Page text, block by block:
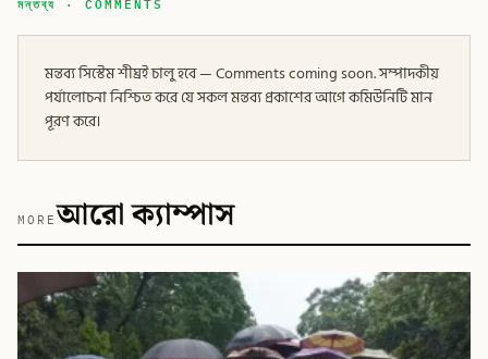
মন্তব্য সিস্টেম শীঘ্রই চালু হবে — Comments coming soon. সম্পাদকীয়
পর্যালোচনা নিশ্চিত করে যে সকল মন্তব্য প্রকাশের আগে কমিউনিটি মান
পূরণ করে।
MOREআরো ক্যাম্পাস